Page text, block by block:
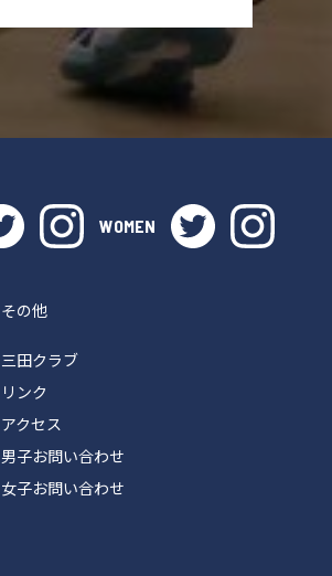
twitter instagram
WOMEN twitter
その他
三田クラブ
リンク
アクセス
男子お問い合わせ
女子お問い合わせ